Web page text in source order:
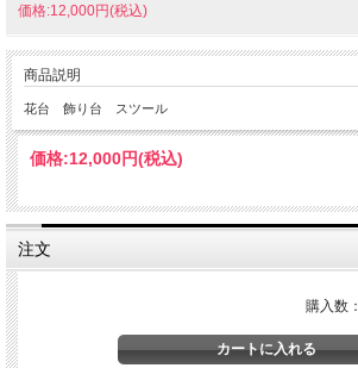
価格:12,000円(税込)
商品説明
花台 飾り台 スツール
価格:12,000円(税込)
注文
購入数：